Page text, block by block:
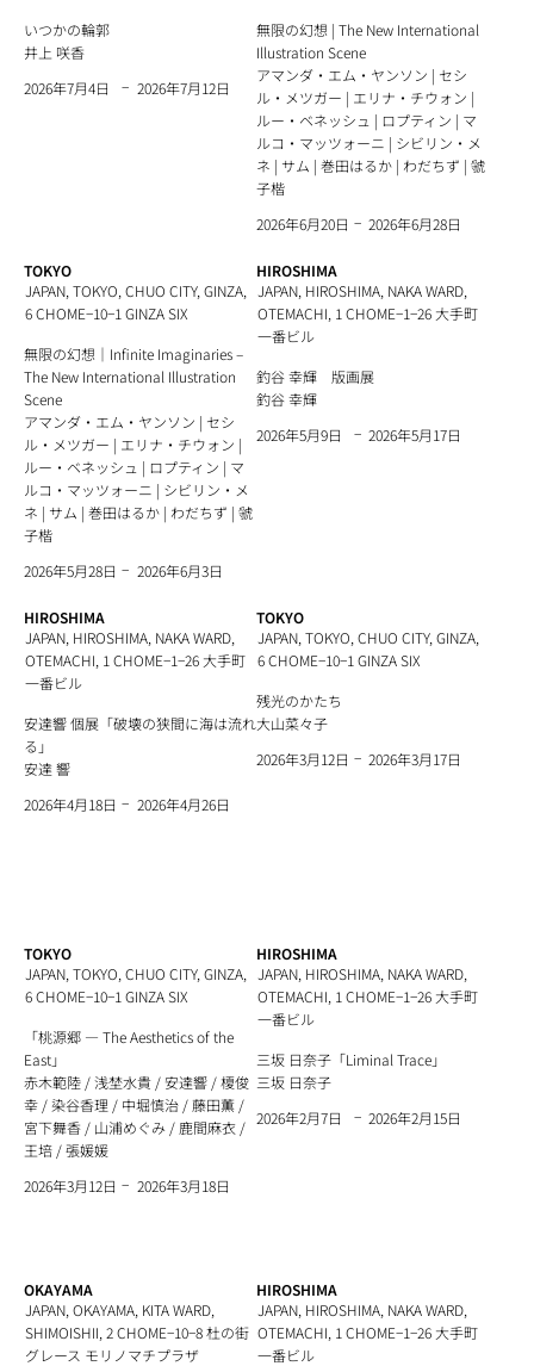
いつかの輪郭
井上 咲香
2026年7月4日
− 2026年7月12日
無限の幻想 | The New International
Illustration Scene
アマンダ・エム・ヤンソン | セシ
ル・メツガー | エリナ・チウォン |
ルー・ベネッシュ | ロプティン | マ
ルコ・マッツォーニ | シビリン・メ
ネ | サム | 巻田はるか | わだちず | 虢
子楷
2026年6月20日 − 2026年6月28日
TOKYO
JAPAN, TOKYO, CHUO CITY, GINZA,
6 CHOME−10−1 GINZA SIX
無限の幻想｜Infinite Imaginaries ‒
The New International Illustration
Scene
アマンダ・エム・ヤンソン | セシ
ル・メツガー | エリナ・チウォン |
ルー・ベネッシュ | ロプティン | マ
ルコ・マッツォーニ | シビリン・メ
ネ | サム | 巻田はるか | わだちず | 虢
子楷
2026年5月28日 − 2026年6月3日
HIROSHIMA
JAPAN, HIROSHIMA, NAKA WARD,
OTEMACHI, 1 CHOME−1−26 大手町
一番ビル
釣谷 幸輝 版画展
釣谷 幸輝
2026年5月9日
− 2026年5月17日
HIROSHIMA
JAPAN, HIROSHIMA, NAKA WARD,
OTEMACHI, 1 CHOME−1−26 大手町
一番ビル
安達響 個展「破壊の狭間に海は流れ
る」
安達 響
2026年4月18日 − 2026年4月26日
TOKYO
JAPAN, TOKYO, CHUO CITY, GINZA,
6 CHOME−10−1 GINZA SIX
残光のかたち
大山菜々子
2026年3月12日 − 2026年3月17日
TOKYO
JAPAN, TOKYO, CHUO CITY, GINZA,
6 CHOME−10−1 GINZA SIX
「桃源郷 ― The Aesthetics of the
East」
赤木範陸 / 浅埜水貴 / 安達響 / 榎俊
幸 / 染谷香理 / 中堀慎治 / 藤田薫 /
宮下舞香 / 山浦めぐみ / 鹿間麻衣 /
王培 / 張媛媛
2026年3月12日 − 2026年3月18日
HIROSHIMA
JAPAN, HIROSHIMA, NAKA WARD,
OTEMACHI, 1 CHOME−1−26 大手町
一番ビル
三坂 日奈子「Liminal Trace」
三坂 日奈子
2026年2月7日
− 2026年2月15日
OKAYAMA
JAPAN, OKAYAMA, KITA WARD,
SHIMOISHII, 2 CHOME−10−8 杜の街
グレース モリノマチプラザ
HIROSHIMA
JAPAN, HIROSHIMA, NAKA WARD,
OTEMACHI, 1 CHOME−1−26 大手町
一番ビル